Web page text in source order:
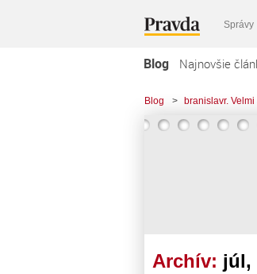
Správy
Blog Najnovšie
Blog > branislavr.
Archív: júl,